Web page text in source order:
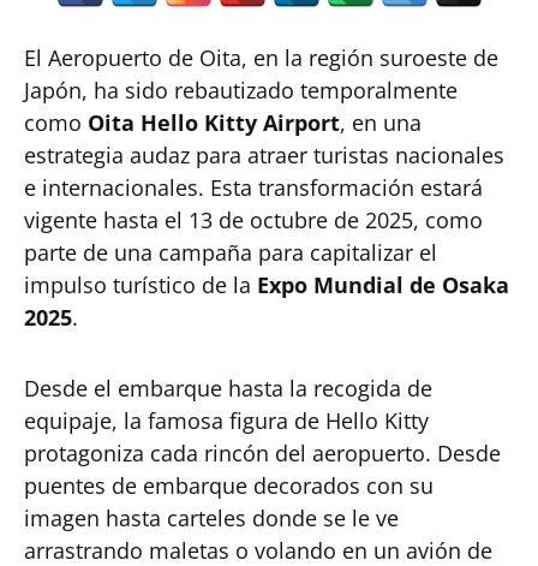
El Aeropuerto de Oita, en la región suroeste de
Japón, ha sido rebautizado temporalmente
como Oita Hello Kitty Airport, en una
estrategia audaz para atraer turistas nacionales
e internacionales. Esta transformación estará
vigente hasta el 13 de octubre de 2025, como
parte de una campaña para capitalizar el
impulso turístico de la Expo Mundial de Osaka
2025.
Desde el embarque hasta la recogida de
equipaje, la famosa figura de Hello Kitty
protagoniza cada rincón del aeropuerto. Desde
puentes de embarque decorados con su
imagen hasta carteles donde se le ve
arrastrando maletas o volando en un avión de